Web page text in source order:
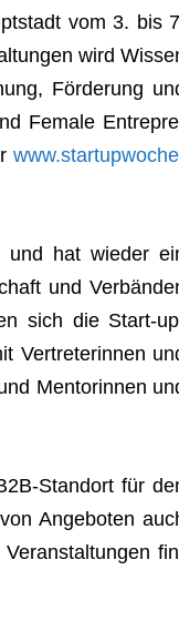
vom 3. bis
wird
För­de­rung
Female
und hat wie­der
und
sich die Start-
Ver­tre­te­rin­nen
Men­to­rin­nen
Stand­ort für
Ange­bo­ten
Ver­an­stal­tun­gen